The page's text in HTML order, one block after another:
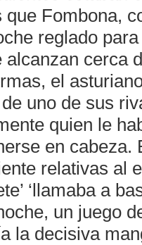
que Fombona,
reglado
cerca
el
uno de sus
quien le
en
relativas al
‘llamaba a
un juego
la decisiva